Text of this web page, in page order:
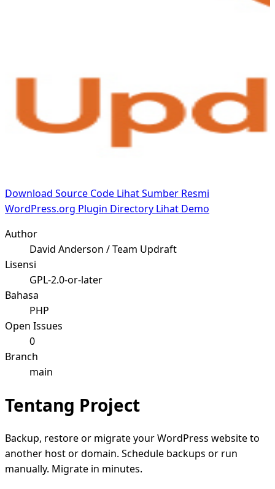
Download Source Code Lihat Sumber Resmi
WordPress.org Plugin Directory Lihat Demo
Author
David Anderson / Team Updraft
Lisensi
GPL-2.0-or-later
Bahasa
PHP
Open Issues
0
Branch
main
Tentang Project
Backup, restore or migrate your WordPress website to
another host or domain. Schedule backups or run
manually. Migrate in minutes.